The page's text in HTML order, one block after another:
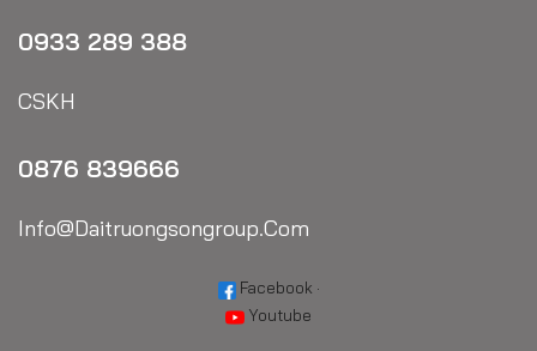
0933 289 388
CSKH
0876 839666
Info@daitruongsongroup.com
Facebook ·
Youtube